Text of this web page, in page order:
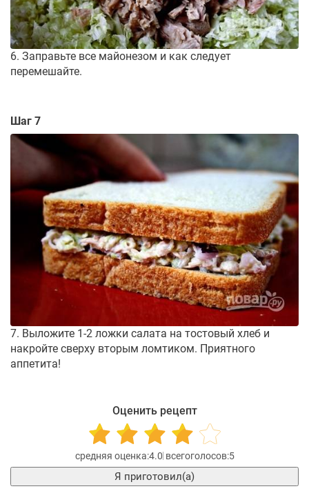
6. Заправьте все майонезом и как следует
перемешайте.
Шаг 7
7. Выложите 1-2 ложки салата на тостовый хлеб и
накройте сверху вторым ломтиком. Приятного
аппетита!
Оценить рецепт
4.0 5
Я приготовил(а)